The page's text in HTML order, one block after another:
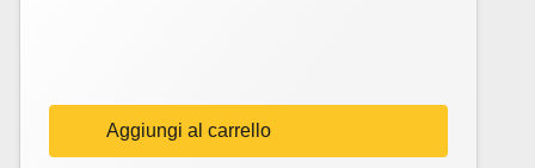
Aggiungi al carrello